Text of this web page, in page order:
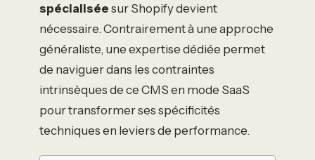
spécialisée sur Shopify devient
nécessaire. Contrairement à une approche
généraliste, une expertise dédiée permet
de naviguer dans les contraintes
intrinsèques de ce CMS en mode SaaS
pour transformer ses spécificités
techniques en leviers de performance.